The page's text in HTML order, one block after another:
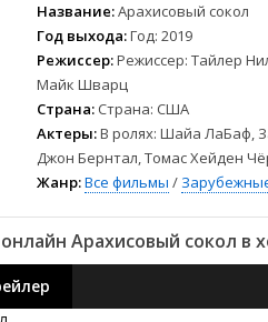
Зарубежные
Название:Арахисовый сокол
Год выхода:Год: 2019
Режиссер:Режиссер: Тайлер
Майк Шварц
Страна: Страна: США
Актеры:В ролях: Шайа ЛаБаф,
Джон Бернтал, Томас Хейден
Жанр:Все фильмы /
Арахисовый сокол в